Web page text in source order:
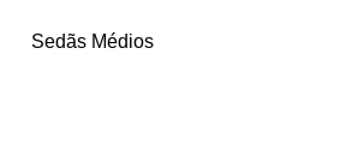
Sedãs Médios